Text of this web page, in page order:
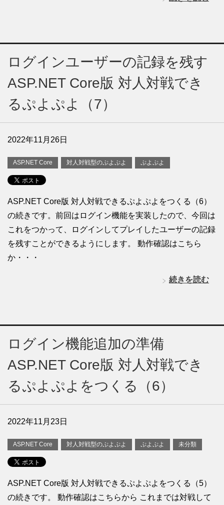
ログインユーザーの記録を残す
ASP.NET Core版 対人対戦でき
るぷよぷよ（7）
2022年11月26日
ASP.NET Core 対人対戦型のぷよぷよ ぷよぷよ
ASP.NET Core版 対人対戦できるぷよぷよをつくる（6）
の続きです。前回はログイン機能を実装したので、今回は
これをつかって、ログインしてプレイしたユーザーの記録
を残すことができるようにします。 動作確認はこちら
か・・・
続きを読む
ログイン機能追加の準備
ASP.NET Core版 対人対戦でき
るぷよぷよをつくる（6）
2022年11月23日
ASP.NET Core 対人対戦型のぷよぷよ ぷよぷよ 未分類
ASP.NET Core版 対人対戦できるぷよぷよをつくる（5）
の続きです。 動作確認はこちらから これまでは対戦して